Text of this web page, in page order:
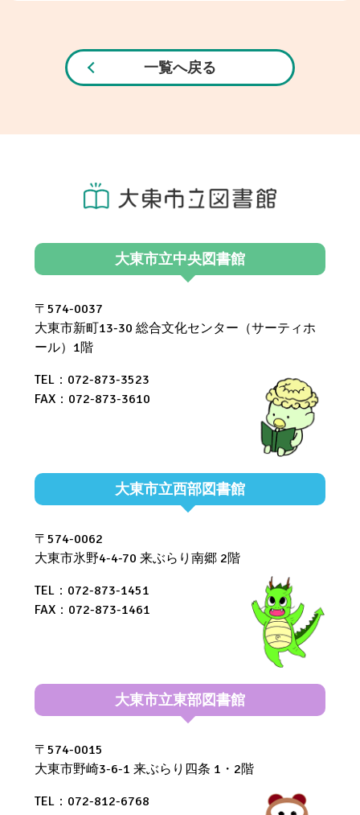
一覧へ戻る
大東市立中央図書館
〒574-0037
大東市新町13-30 総合文化センター（サーティホ
ール）1階
TEL：072-873-3523
FAX：072-873-3610
大東市立西部図書館
〒574-0062
大東市氷野4-4-70 来ぶらり南郷 2階
TEL：072-873-1451
FAX：072-873-1461
大東市立東部図書館
〒574-0015
大東市野崎3-6-1 来ぶらり四条 1・2階
TEL：072-812-6768